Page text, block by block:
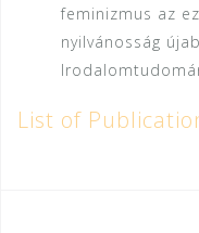
feminizmus az
nyilvánosság
List of